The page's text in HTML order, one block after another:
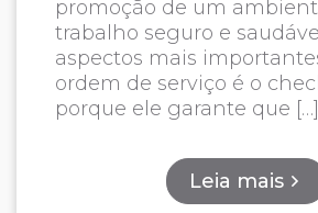
promoção de um
trabalho seguro e
aspectos mais
ordem de serviço é o
porque ele garante que […]
Leia mais